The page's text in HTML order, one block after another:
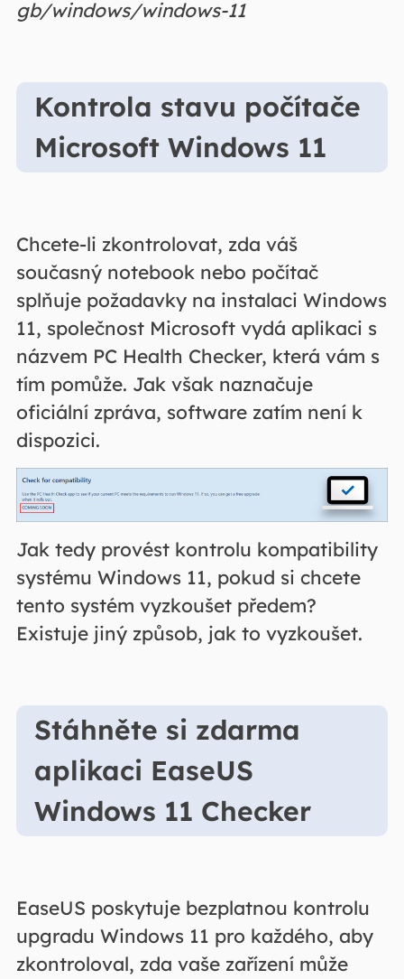
gb/windows/windows-11
Kontrola stavu počítače
Microsoft Windows 11
Chcete-li zkontrolovat, zda váš
současný notebook nebo počítač
splňuje požadavky na instalaci Windows
11, společnost Microsoft vydá aplikaci s
názvem PC Health Checker, která vám s
tím pomůže. Jak však naznačuje
oficiální zpráva, software zatím není k
dispozici.
Jak tedy provést kontrolu kompatibility
systému Windows 11, pokud si chcete
tento systém vyzkoušet předem?
Existuje jiný způsob, jak to vyzkoušet.
Stáhněte si zdarma
aplikaci EaseUS
Windows 11 Checker
EaseUS poskytuje bezplatnou kontrolu
upgradu Windows 11 pro každého, aby
zkontroloval, zda vaše zařízení může